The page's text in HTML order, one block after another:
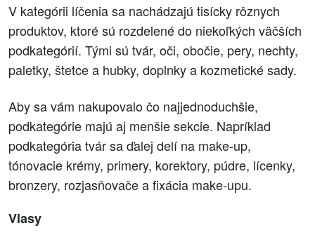
V kategórii líčenia sa nachádzajú tisícky rôznych
produktov, ktoré sú rozdelené do niekoľkých väčších
podkategórií. Tými sú tvár, oči, obočie, pery, nechty,
paletky, štetce a hubky, doplnky a kozmetické sady.
Aby sa vám nakupovalo čo najjednoduchšie,
podkategórie majú aj menšie sekcie. Napríklad
podkategória tvár sa ďalej delí na make-up,
tónovacie krémy, primery, korektory, púdre, lícenky,
bronzery, rozjasňovače a fixácia make-upu.
Vlasy